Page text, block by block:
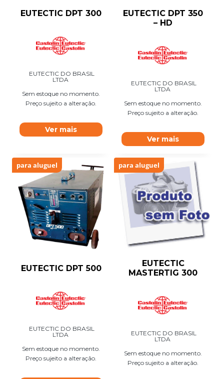
EUTECTIC DPT 300
EUTECTIC DO BRASIL
LTDA
Sem estoque no momento.
Preço sujeito a alteração.
Ver mais
EUTECTIC DPT 350
– HD
EUTECTIC DO BRASIL
LTDA
Sem estoque no momento.
Preço sujeito a alteração.
Ver mais
para aluguel
EUTECTIC DPT 500
EUTECTIC DO BRASIL
LTDA
Sem estoque no momento.
Preço sujeito a alteração.
para aluguel
EUTECTIC
MASTERTIG 300
EUTECTIC DO BRASIL
LTDA
Sem estoque no momento.
Preço sujeito a alteração.